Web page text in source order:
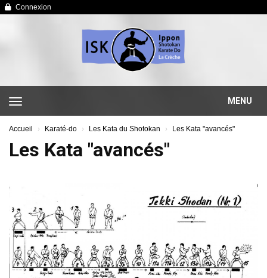
Connexion
MENU
Accueil Karaté-do Les Kata du Shotokan Les Kata "avancés"
Les Kata "avancés"
Panneau de gestion des cookies